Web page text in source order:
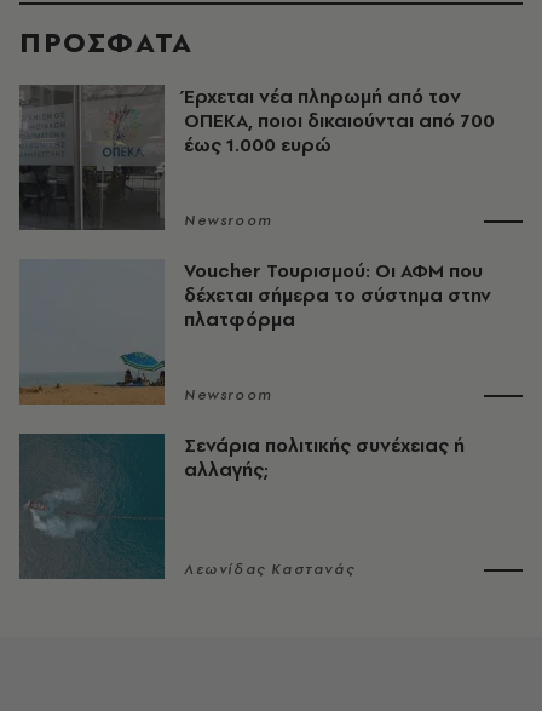
ΠΡΟΣΦΑΤΑ
Έρχεται νέα πληρωμή από τον
ΟΠΕΚΑ, ποιοι δικαιούνται από 700
έως 1.000 ευρώ
Newsroom
Voucher Τουρισμού: Οι ΑΦΜ που
δέχεται σήμερα το σύστημα στην
πλατφόρμα
Newsroom
Σενάρια πολιτικής συνέχειας ή
αλλαγής;
Λεωνίδας Καστανάς